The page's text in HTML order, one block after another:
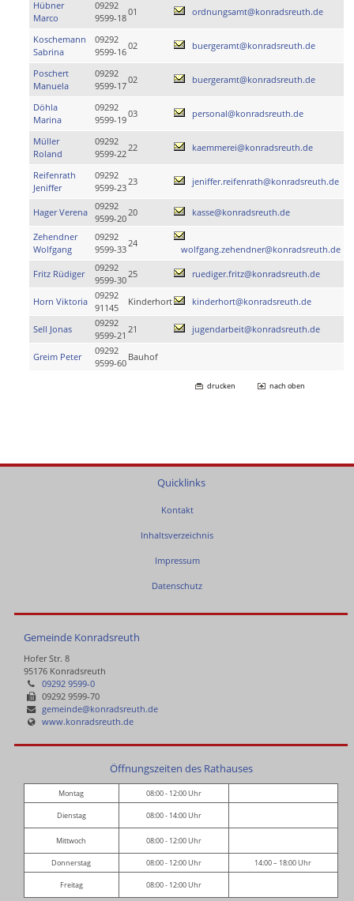
Hübner
Marco
09292
9599-18
01 ordnungsamt@konradsreuth.de
Koschemann
Sabrina
09292
9599-16
02 buergeramt@konradsreuth.de
Poschert
Manuela
09292
9599-17
02 buergeramt@konradsreuth.de
Döhla
Marina
09292
9599-19
03 personal@konradsreuth.de
Müller
Roland
09292
9599-22
22 kaemmerei@konradsreuth.de
Reifenrath
Jeniffer
09292
9599-23
23 jeniffer.reifenrath@konradsreuth.de
Hager Verena
09292
9599-20
20 kasse@konradsreuth.de
Zehendner
Wolfgang
09292
9599-33
24
wolfgang.zehendner@konradsreuth.de
Fritz Rüdiger
09292
9599-30
25 ruediger.fritz@konradsreuth.de
Horn Viktoria
09292
91145
Kinderhort kinderhort@konradsreuth.de
Sell Jonas
09292
9599-21
21 jugendarbeit@konradsreuth.de
Greim Peter
09292
9599-60
Bauhof
drucken nach oben
Quicklinks
Kontakt
Inhaltsverzeichnis
Impressum
Datenschutz
Gemeinde Konradsreuth
Hofer Str. 8
95176 Konradsreuth
09292 9599-0
09292 9599-70
gemeinde@konradsreuth.de
www.konradsreuth.de
Öffnungszeiten des Rathauses
Montag 08:00 - 12:00 Uhr
Dienstag 08:00 - 14:00 Uhr
Mittwoch 08:00 - 12:00 Uhr
Donnerstag 08:00 - 12:00 Uhr 14:00 – 18:00 Uhr
Freitag 08:00 - 12:00 Uhr